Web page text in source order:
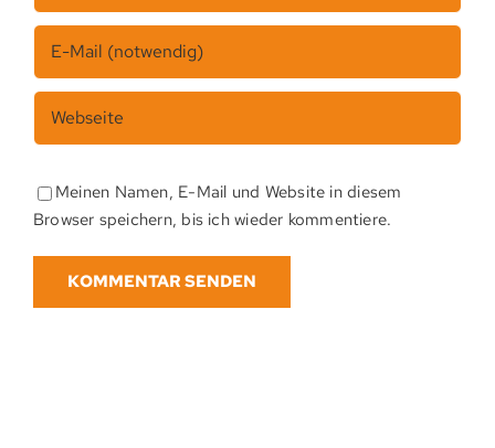
Meinen Namen, E-Mail und Website in diesem
Browser speichern, bis ich wieder kommentiere.